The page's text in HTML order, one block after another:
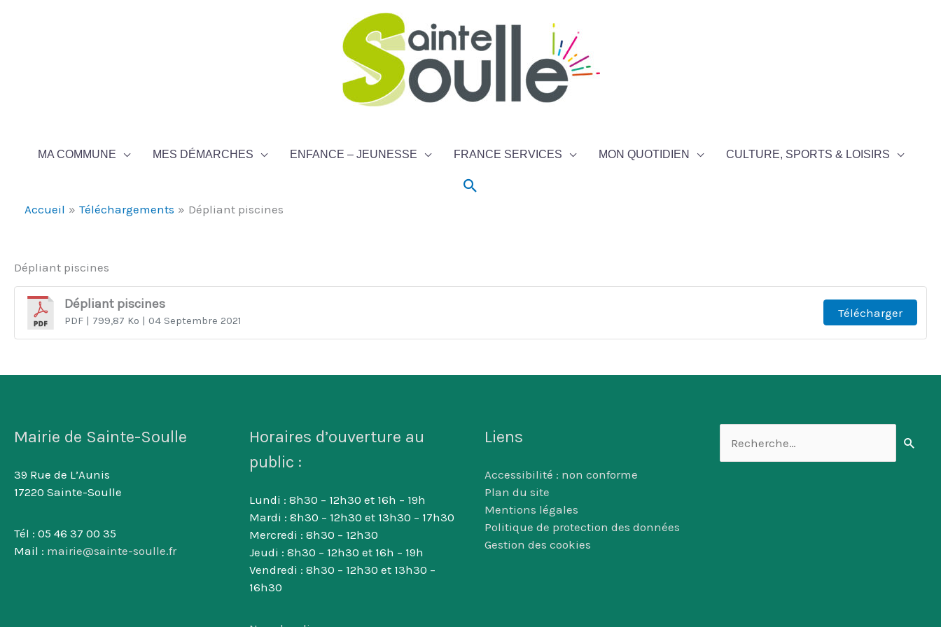
MA COMMUNE MES DÉMARCHES ENFANCE – JEUNESSE FRANCE SERVICES MON QUOTIDIEN CULTURE, SPORTS & LOISIRS
Rechercher
Accueil Téléchargements Dépliant piscines
Dépliant piscines
Dépliant piscines
PDF| 799,87 Ko | 04 Septembre 2021
Télécharger
Mairie de Sainte-Soulle
39 Rue de L’Aunis
17220 Sainte-Soulle
Tél : 05 46 37 00 35
Mail : mairie@sainte-soulle.fr
Horaires d’ouverture au
public :
Lundi : 8h30 – 12h30 et 16h – 19h
Mardi : 8h30 – 12h30 et 13h30 – 17h30
Mercredi : 8h30 – 12h30
Jeudi : 8h30 – 12h30 et 16h – 19h
Vendredi : 8h30 – 12h30 et 13h30 –
16h30
Liens
Accessibilité : non conforme
Plan du site
Mentions légales
Politique de protection des données
Gestion des cookies